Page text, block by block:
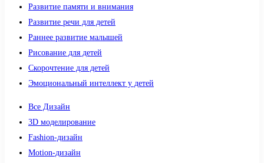
Развитие памяти и внимания
Развитие речи для детей
Раннее развитие малышей
Рисование для детей
Скорочтение для детей
Эмоциональный интеллект у детей
Все Дизайн
3D моделирование
Fashion-дизайн
Motion-дизайн